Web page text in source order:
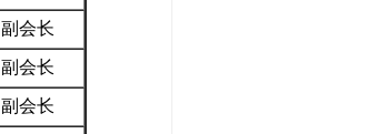
副会长
副会长
副会长